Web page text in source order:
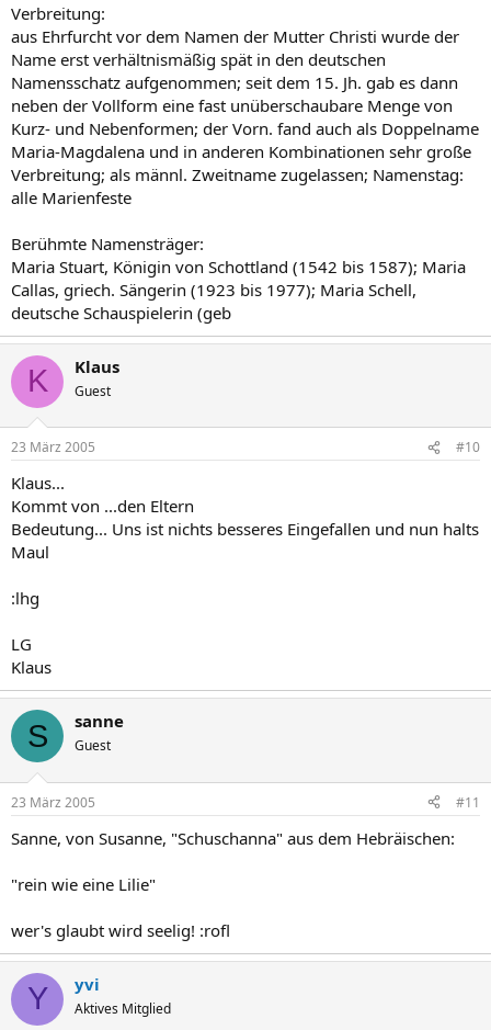
Verbreitung:
aus Ehrfurcht vor dem Namen der Mutter Christi wurde der
Name erst verhältnismäßig spät in den deutschen
Namensschatz aufgenommen; seit dem 15. Jh. gab es dann
neben der Vollform eine fast unüberschaubare Menge von
Kurz- und Nebenformen; der Vorn. fand auch als Doppelname
Maria-Magdalena und in anderen Kombinationen sehr große
Verbreitung; als männl. Zweitname zugelassen; Namenstag:
alle Marienfeste
Berühmte Namensträger:
Maria Stuart, Königin von Schottland (1542 bis 1587); Maria
Callas, griech. Sängerin (1923 bis 1977); Maria Schell,
deutsche Schauspielerin (geb
K Klaus
Guest
23 März 2005 #10
Klaus...
Kommt von ...den Eltern
Bedeutung... Uns ist nichts besseres Eingefallen und nun halts
Maul
:lhg
LG
Klaus
S sanne
Guest
23 März 2005 #11
Sanne, von Susanne, "Schuschanna" aus dem Hebräischen:
"rein wie eine Lilie"
wer's glaubt wird seelig! :rofl
Y yvi
Aktives Mitglied